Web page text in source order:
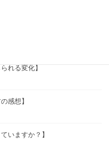
れる変化】
感想】
いますか？】